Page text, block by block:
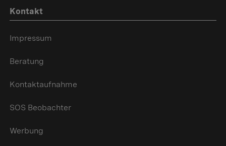
Kontakt
Impressum
Beratung
Kontaktaufnahme
SOS Beobachter
Werbung